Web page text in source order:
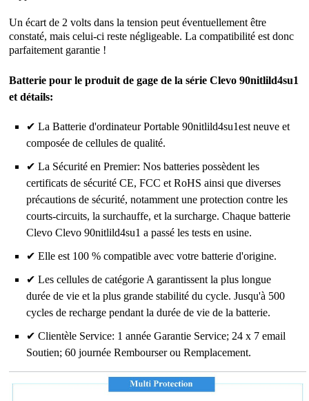
Un écart de 2 volts dans la tension peut éventuellement être
constaté, mais celui-ci reste négligeable. La compatibilité est donc
parfaitement garantie !
Batterie pour le produit de gage de la série Clevo 90nitlild4su1
et détails:
✔ La Batterie d'ordinateur Portable 90nitlild4su1est neuve et
composée de cellules de qualité.
✔ La Sécurité en Premier: Nos batteries possèdent les
certificats de sécurité CE, FCC et RoHS ainsi que diverses
précautions de sécurité, notamment une protection contre les
courts-circuits, la surchauffe, et la surcharge. Chaque batterie
Clevo Clevo 90nitlild4su1 a passé les tests en usine.
✔ Elle est 100 % compatible avec votre batterie d'origine.
✔ Les cellules de catégorie A garantissent la plus longue
durée de vie et la plus grande stabilité du cycle. Jusqu'à 500
cycles de recharge pendant la durée de vie de la batterie.
✔ Clientèle Service: 1 année Garantie Service; 24 x 7 email
Soutien; 60 journée Rembourser ou Remplacement.